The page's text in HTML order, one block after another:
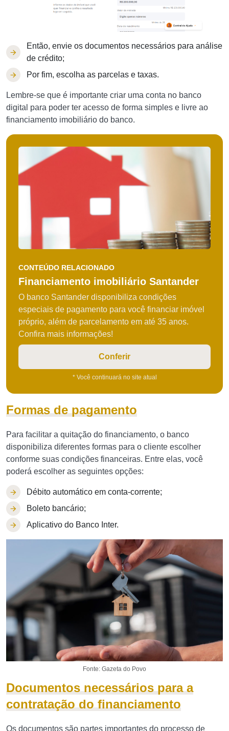
Então, envie os documentos necessários para análise
de crédito;
Por fim, escolha as parcelas e taxas.
Lembre-se que é importante criar uma conta no banco
digital para poder ter acesso de forma simples e livre ao
financiamento imobiliário do banco.
CONTEÚDO RELACIONADO
Financiamento imobiliário Santander
O banco Santander disponibiliza condições
especiais de pagamento para você financiar imóvel
próprio, além de parcelamento em até 35 anos.
Confira mais informações!
Conferir
* Você continuará no site atual
Formas de pagamento
Para facilitar a quitação do financiamento, o banco
disponibiliza diferentes formas para o cliente escolher
conforme suas condições financeiras. Entre elas, você
poderá escolher as seguintes opções:
Débito automático em conta-corrente;
Boleto bancário;
Aplicativo do Banco Inter.
Fonte: Gazeta do Povo
Documentos necessários para a
contratação do financiamento
Os documentos são partes importantes do processo de